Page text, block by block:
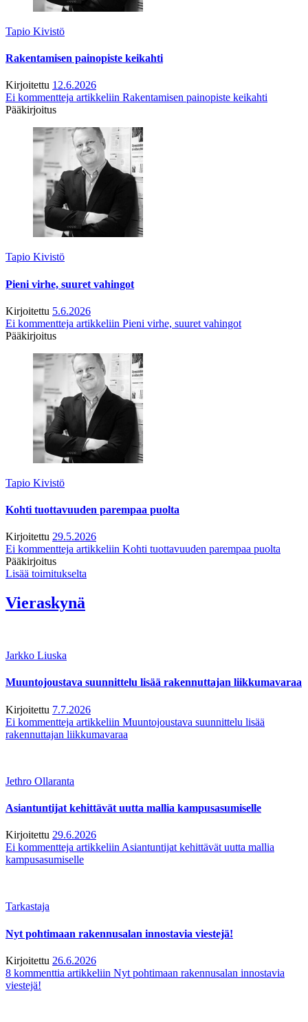
Tapio Kivistö
Rakentamisen painopiste keikahti
Kirjoitettu 12.6.2026
Ei kommentteja artikkeliin Rakentamisen painopiste keikahti
Pääkirjoitus
Tapio Kivistö
Pieni virhe, suuret vahingot
Kirjoitettu 5.6.2026
Ei kommentteja artikkeliin Pieni virhe, suuret vahingot
Pääkirjoitus
Tapio Kivistö
Kohti tuottavuuden parempaa puolta
Kirjoitettu 29.5.2026
Ei kommentteja artikkeliin Kohti tuottavuuden parempaa puolta
Pääkirjoitus
Lisää toimitukselta
Vieraskynä
Jarkko Liuska
Muuntojoustava suunnittelu lisää rakennuttajan liikkumavaraa
Kirjoitettu 7.7.2026
Ei kommentteja artikkeliin Muuntojoustava suunnittelu lisää
rakennuttajan liikkumavaraa
Jethro Ollaranta
Asiantuntijat kehittävät uutta mallia kampusasumiselle
Kirjoitettu 29.6.2026
Ei kommentteja artikkeliin Asiantuntijat kehittävät uutta mallia
kampusasumiselle
Tarkastaja
Nyt pohtimaan rakennusalan innostavia viestejä!
Kirjoitettu 26.6.2026
8 kommenttia artikkeliin Nyt pohtimaan rakennusalan innostavia
viestejä!